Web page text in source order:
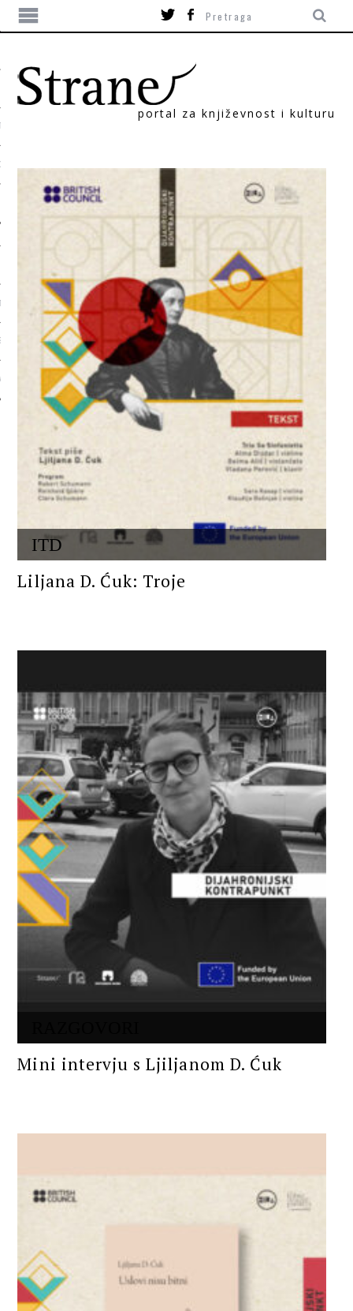
portal za književnost i kulturu
ITD
Liljana D. Ćuk: Troje
Mini intervju s Ljiljanom D. Ćuk